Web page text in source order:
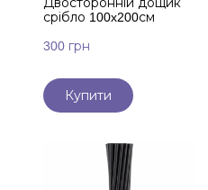
срібло 100x200см
300 грн
Купити